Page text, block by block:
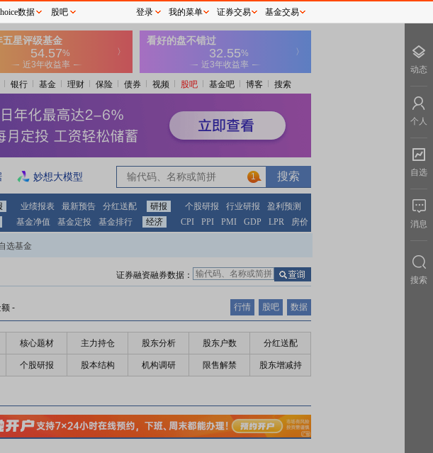
银行 基金 理财 保险 债券 视频 股吧 基金吧 博客 搜索
妙想大模型 1
业绩报表 最新预告 分红送配 研报 个股研报 行业研报
盈利预测
基金净值 基金定投 基金排行 经济 CPI PPI PMI GDP LPR 房价
选基金
证券融资融券数据：
- 行情 股吧 数据
核心题材 主力持仓 股东分析 股东户数 分红送配
个股研报 股本结构 机构调研 限售解禁 股东增减持
数据 股吧 登录 我的菜单 证券交易 基金交易
动态
个人
自选
消息
搜索